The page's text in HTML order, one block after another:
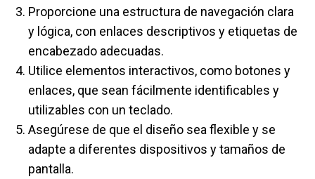
Proporcione una estructura de navegación clara
y lógica, con enlaces descriptivos y etiquetas de
encabezado adecuadas.
Utilice elementos interactivos, como botones y
enlaces, que sean fácilmente identificables y
utilizables con un teclado.
Asegúrese de que el diseño sea flexible y se
adapte a diferentes dispositivos y tamaños de
pantalla.